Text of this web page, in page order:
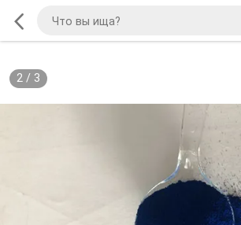
2/ 3